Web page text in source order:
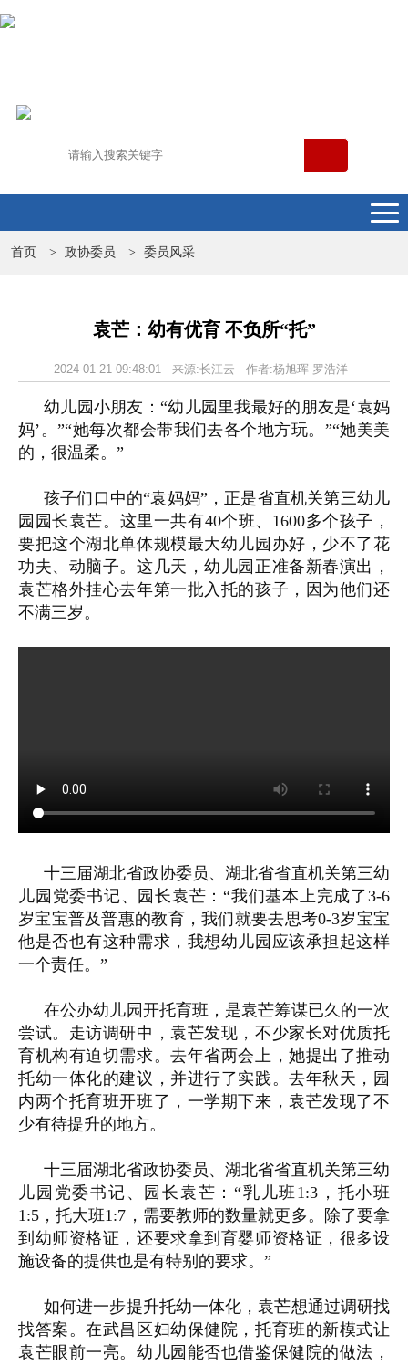
首页 > 政协委员 > 委员风采
袁芒：幼有优育 不负所“托”
2024-01-21 09:48:01 来源:长江云 作者:杨旭珲 罗浩洋
幼儿园小朋友：“幼儿园里我最好的朋友是‘袁妈
妈’。”“她每次都会带我们去各个地方玩。”“她美美
的，很温柔。”
孩子们口中的“袁妈妈”，正是省直机关第三幼儿
园园长袁芒。这里一共有40个班、1600多个孩子，
要把这个湖北单体规模最大幼儿园办好，少不了花
功夫、动脑子。这几天，幼儿园正准备新春演出，
袁芒格外挂心去年第一批入托的孩子，因为他们还
不满三岁。
十三届湖北省政协委员、湖北省省直机关第三幼
儿园党委书记、园长袁芒：“我们基本上完成了3-6
岁宝宝普及普惠的教育，我们就要去思考0-3岁宝宝
他是否也有这种需求，我想幼儿园应该承担起这样
一个责任。”
在公办幼儿园开托育班，是袁芒筹谋已久的一次
尝试。走访调研中，袁芒发现，不少家长对优质托
育机构有迫切需求。去年省两会上，她提出了推动
托幼一体化的建议，并进行了实践。去年秋天，园
内两个托育班开班了，一学期下来，袁芒发现了不
少有待提升的地方。
十三届湖北省政协委员、湖北省省直机关第三幼
儿园党委书记、园长袁芒：“乳儿班1:3，托小班
1:5，托大班1:7，需要教师的数量就更多。除了要拿
到幼师资格证，还要求拿到育婴师资格证，很多设
施设备的提供也是有特别的要求。”
如何进一步提升托幼一体化，袁芒想通过调研找
找答案。在武昌区妇幼保健院，托育班的新模式让
袁芒眼前一亮。幼儿园能否也借鉴保健院的做法，